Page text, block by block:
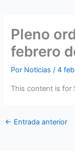
Pleno
febrero
Por Noticias/4
This content is for
← Entrada anterior